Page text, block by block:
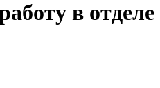
в отделе